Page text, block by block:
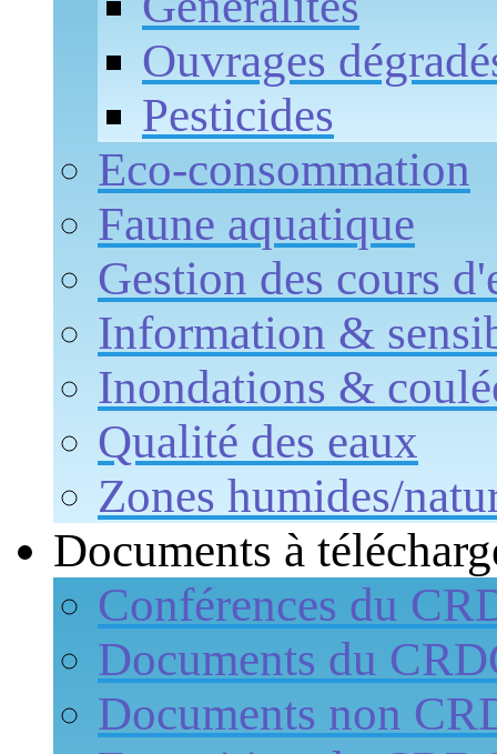
Ouvrages
Pesticides
Eco-consommation
Faune aquatique
Gestion des cours
Information &
Inondations &
Qualité des eaux
Zones humides/
Documents à
Conférences du
Documents du
Documents non